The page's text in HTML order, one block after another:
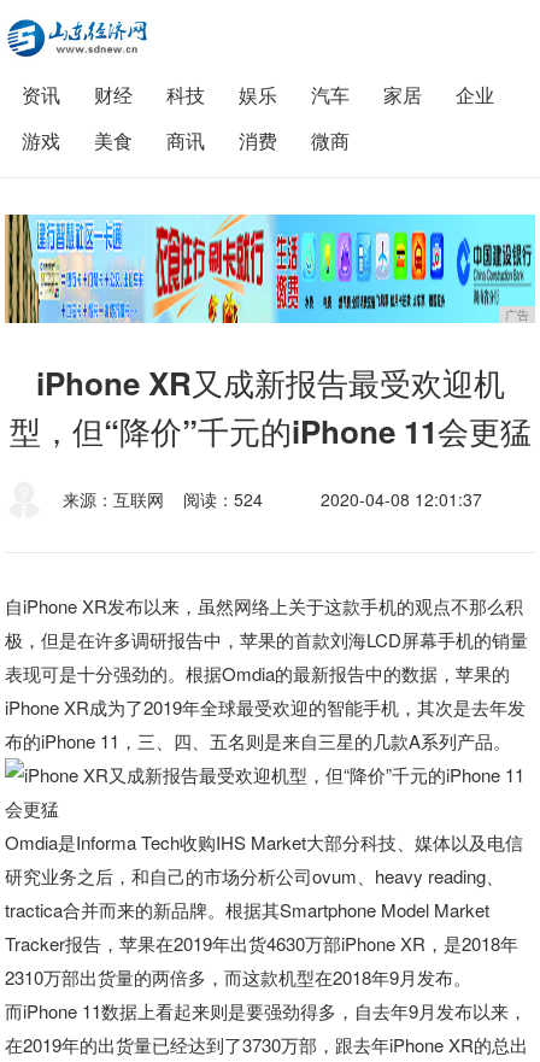
资讯 财经 科技 娱乐 汽车 家居
企业
游戏
美食 商讯 消费 微商
广告
iPhone XR又成新报告最受欢迎机
型，但“降价”千元的iPhone 11会更猛
来源：互联网 阅读：524 2020-04-08 12:01:37
自iPhone XR发布以来，虽然网络上关于这款手机的观点不那么积
极，但是在许多调研报告中，苹果的首款刘海LCD屏幕手机的销量
表现可是十分强劲的。根据Omdia的最新报告中的数据，苹果的
iPhone XR成为了2019年全球最受欢迎的智能手机，其次是去年发
布的iPhone 11，三、四、五名则是来自三星的几款A系列产品。
Omdia是Informa Tech收购IHS Market大部分科技、媒体以及电信
研究业务之后，和自己的市场分析公司ovum、heavy reading、
tractica合并而来的新品牌。根据其Smartphone Model Market
Tracker报告，苹果在2019年出货4630万部iPhone XR，是2018年
2310万部出货量的两倍多，而这款机型在2018年9月发布。
而iPhone 11数据上看起来则是要强劲得多，自去年9月发布以来，
在2019年的出货量已经达到了3730万部，跟去年iPhone XR的总出